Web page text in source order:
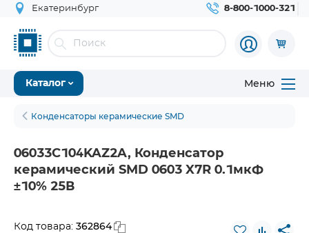
Екатеринбург 8-800-1000-321
Каталог Меню
Конденсаторы керамические SMD
06033C104KAZ2A, Конденсатор
керамический SMD 0603 X7R 0.1мкФ
±10% 25В
Код товара: 362864